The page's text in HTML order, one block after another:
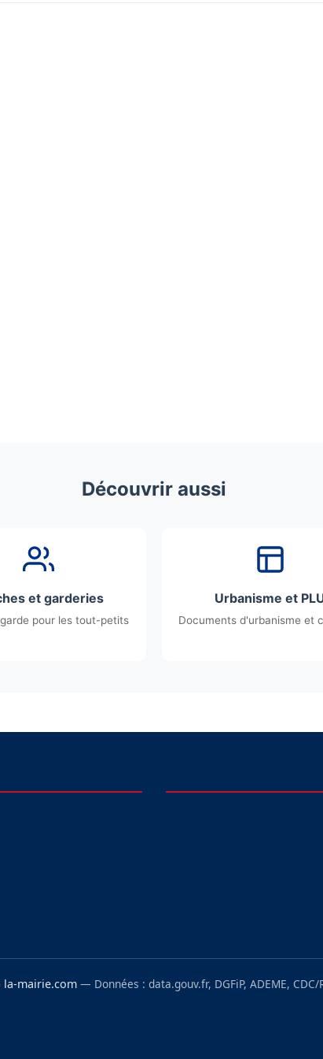
Découvrir aussi
et garderies
pour les tout-petits
Urbanisme et
Documents d'urbanisme et
la-mairie.com — Données : data.gouv.fr, DGFiP, ADEME, CDC/